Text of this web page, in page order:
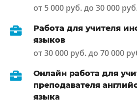
от 5 000 руб. до 30 000
Работа для учителя
языков
от 30 000 руб. до 70 000
Онлайн работа для
преподавателя
языка